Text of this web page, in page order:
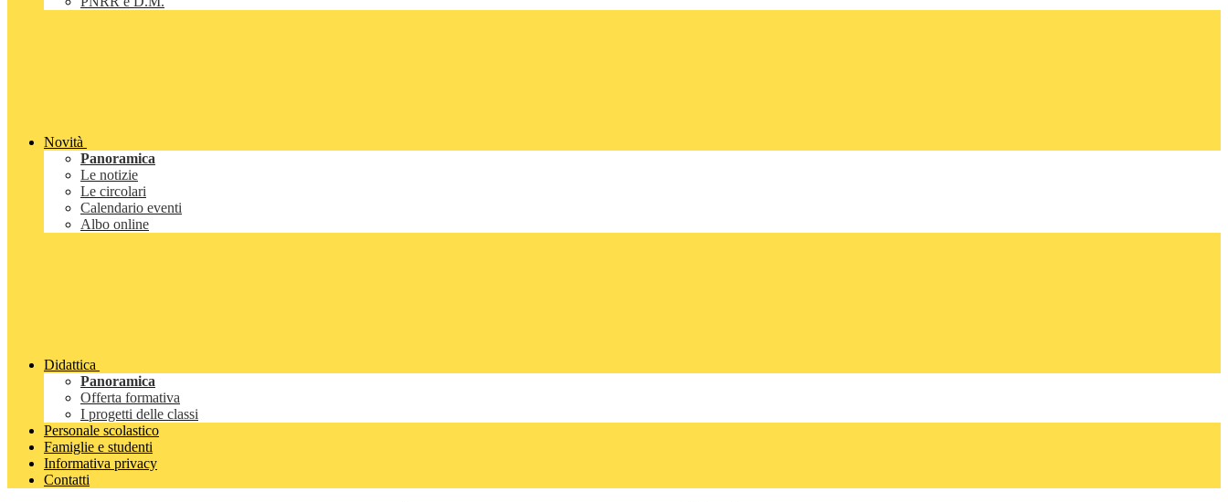
Novità
Panoramica
Le notizie
Le circolari
Calendario eventi
Albo online
Didattica
Panoramica
Offerta formativa
I progetti delle classi
Personale scolastico
Famiglie e studenti
Informativa privacy
Contatti